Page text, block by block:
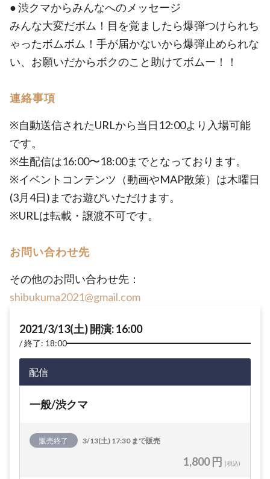
● 渋クマからみんなへのメッセージ
みんな大変だボム！目を覚ましたら爆弾つけられち
ゃったボムボム！手が届かないから爆弾止められな
い、お願いだからボクのこと助けてボムー！！
連絡事項
※自動送信されたURLから当日12:00より入場可能
です。
※生配信は16:00〜18:00までとなっております。
※イベントコンテンツ（動画やMAP散策）は木曜日
(3月4日)までお遊びいただけます。
※URLは転載・譲渡不可です。
お問い合わせ先
その他のお問い合わせ先：
shibukuma2021@gmail.com
2021/3/13(土) 開演: 16:00
終了: 18:00
配信
一般/渋クマ
販売終了 3/13(土) 17:30 まで販売
1,800 円 (税込)